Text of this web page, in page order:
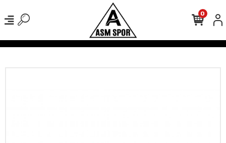
Kargo Ücretsiz! 500 TL Üzeri Tüm Alışverişlerinizde
0